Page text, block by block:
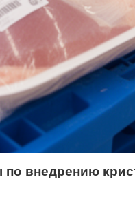
внедрению